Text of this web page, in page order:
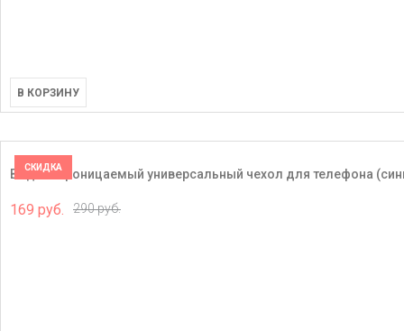
В КОРЗИНУ
СКИДКА
Водонепроницаемый универсальный чехол для телефона
169 руб. 290 руб.